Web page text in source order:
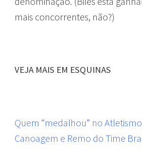
mais concorrentes, não?)
VEJA MAIS EM ESQUINAS
Quem “medalhou” no
Canoagem e Remo do Time